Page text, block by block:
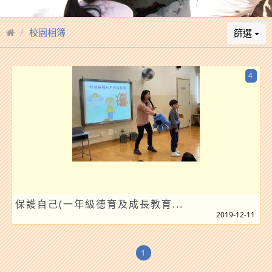
校園相簿 篩選
保護自己(一年級德育及成長教育...
4
2019-12-11
1